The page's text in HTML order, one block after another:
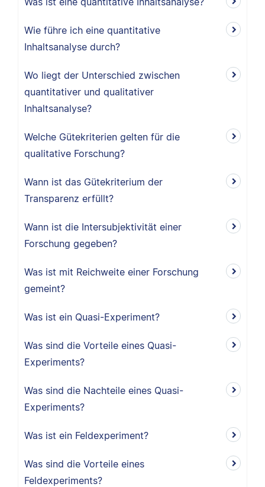
Wie führe ich eine quantitative
Inhaltsanalyse durch?
Wo liegt der Unterschied zwischen
quantitativer und qualitativer
Inhaltsanalyse?
Welche Gütekriterien gelten für die
qualitative Forschung?
Wann ist das Gütekriterium der
Transparenz erfüllt?
Wann ist die Intersubjektivität einer
Forschung gegeben?
Was ist mit Reichweite einer Forschung
gemeint?
Was ist ein Quasi-Experiment?
Was sind die Vorteile eines Quasi-
Experiments?
Was sind die Nachteile eines Quasi-
Experiments?
Was ist ein Feldexperiment?
Was sind die Vorteile eines
Feldexperiments?